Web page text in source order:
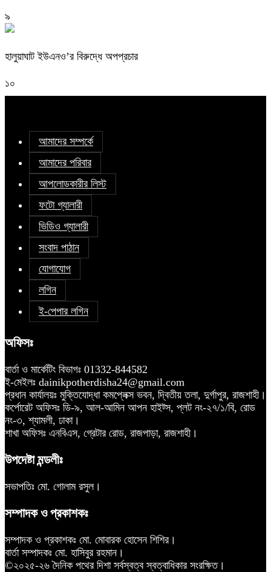
৯
হালুয়াঘাট ইউএনও’র বিরুদ্ধে অপপ্রচার
১০
আমাদের সম্পর্কে
আমাদের পরিবার
আপলোডকারীর লিস্ট
ফটো গ্যালারী
ভিডিও গ্যালারী
সংবাদ পাঠান
যোগাযোগ
লগিন
ই-পেপার লগিন
অফিসঃ
বার্তা ও মার্কেটিং বিভাগঃ 01332-844582
ই-মেইলঃ dainikpotherdisha24@gmail.com
প্রধান কার্যালয়ঃ মুক্তিযোদ্ধা কমপ্লেক্স ভবন, দ্বিতীয় তলা, দুর্গাপুর, রাজশাহী।
কর্পোরেট অফিসঃ ডি-৯, আল-আমিন আপন হাইট্স, প্লট নং-২৭/১/বি, রোড
নং-৩, শ্যামলী, ঢাকা।
শাখা অফিসঃ এনবিএস, গ্রেটার রোড, রাজপাড়া, রাজশাহী।
উপদেষ্টা মন্ডলীঃ
সভাপতিঃ মো. গোলাম রসুল।
সম্পাদক ও প্রকাশকঃ
সম্পাদক ও প্রকাশকঃ মো. মোবারক হোসেন শিশির।
বার্তা সম্পাদকঃ মো. হাসিবুর রহমান।
©২০২৫-২৬ দৈনিক পথের দিশা সর্বস্বত্ব স্বত্বাধিকার সংরক্ষিত।